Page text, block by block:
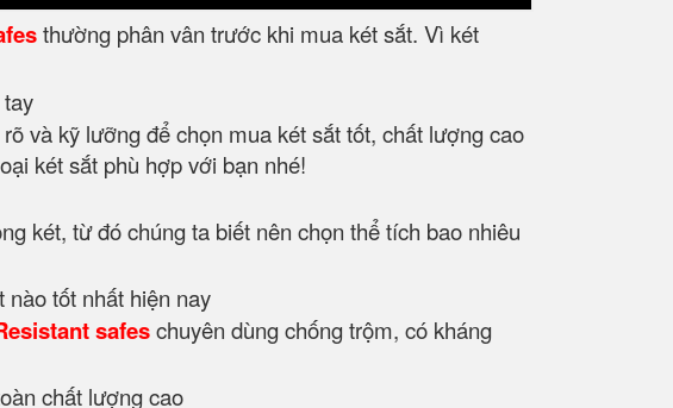
thường phân vân trước khi mua két sắt. Vì két
và kỹ lưỡng để chọn mua két sắt tốt, chất lượng cao
két sắt phù hợp với bạn nhé!
két, từ đó chúng ta biết nên chọn thể tích bao nhiêu
safeschuyên dùng chống trộm, có kháng